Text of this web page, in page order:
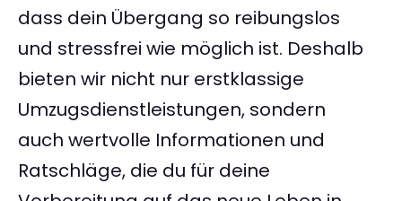
dass dein Übergang so reibungslos
und stressfrei wie möglich ist. Deshalb
bieten wir nicht nur erstklassige
Umzugsdienstleistungen, sondern
auch wertvolle Informationen und
Ratschläge, die du für deine